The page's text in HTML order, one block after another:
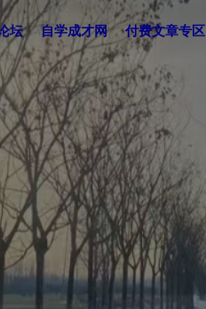
坛 自学成才网 付费文章专区